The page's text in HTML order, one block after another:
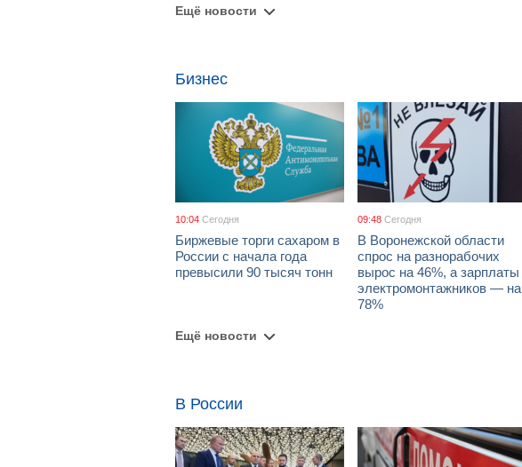
Ещё новости
Бизнес
10:04 Сегодня
Биржевые торги сахаром в
России с начала года
превысили 90 тысяч тонн
09:48 Сегодня
В Воронежской области
спрос на разнорабочих
вырос на 46%, а зарплаты
электромонтажников — на
78%
Ещё новости
В России